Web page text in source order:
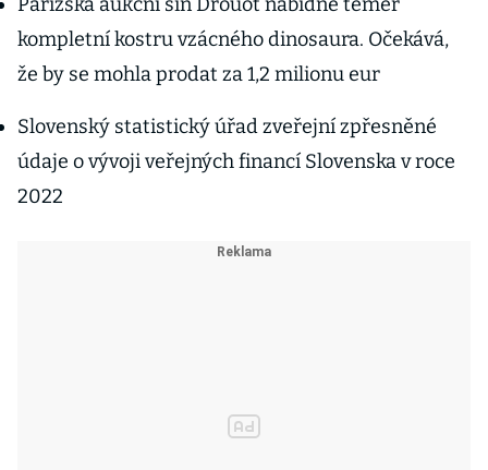
kompletní kostru vzácného dinosaura. Očekává,
že by se mohla prodat za 1,2 milionu eur
Slovenský statistický úřad zveřejní zpřesněné
údaje o vývoji veřejných financí Slovenska v roce
2022